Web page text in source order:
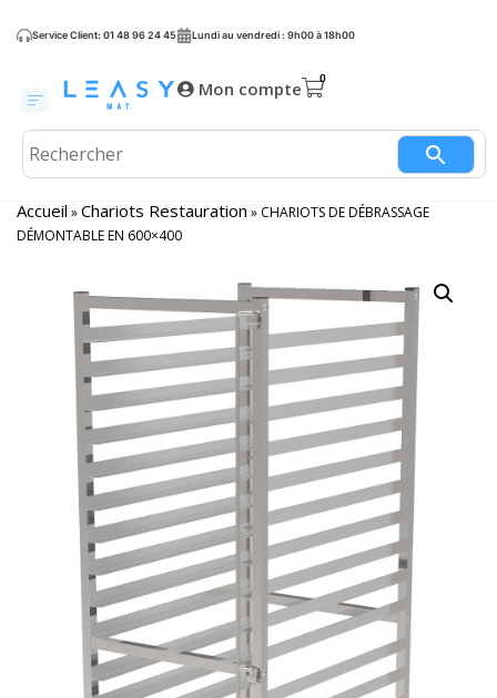
Service Client: 01 48 96 24 45 Lundi au vendredi : 9h00 à 18h00
Mon compte
Accueil »Chariots Restauration » CHARIOTS DE DÉBRASSAGE
DÉMONTABLE EN 600×400